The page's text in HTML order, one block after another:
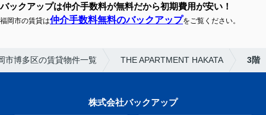
バックアップは仲介手数料が無料だから初期費用が安い！
福岡市の賃貸は仲介手数料無料のバックアップをご覧ください。
市博多区の賃貸物件一覧 THE APARTMENT HAKATA 3階
株式会社バックアップ